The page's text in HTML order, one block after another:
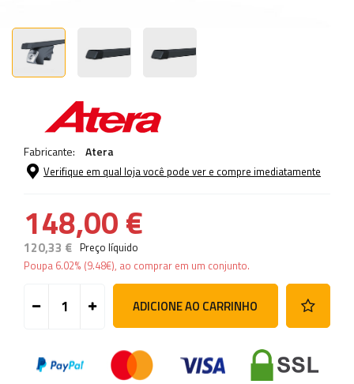
Fabricante: Atera
Verifique em qual loja você pode ver e compre imediatamente
148,00 €
120,33 € Preço líquido
Poupa 6.02% (9.48€), ao comprar em um conjunto.
ADICIONE AO CARRINHO